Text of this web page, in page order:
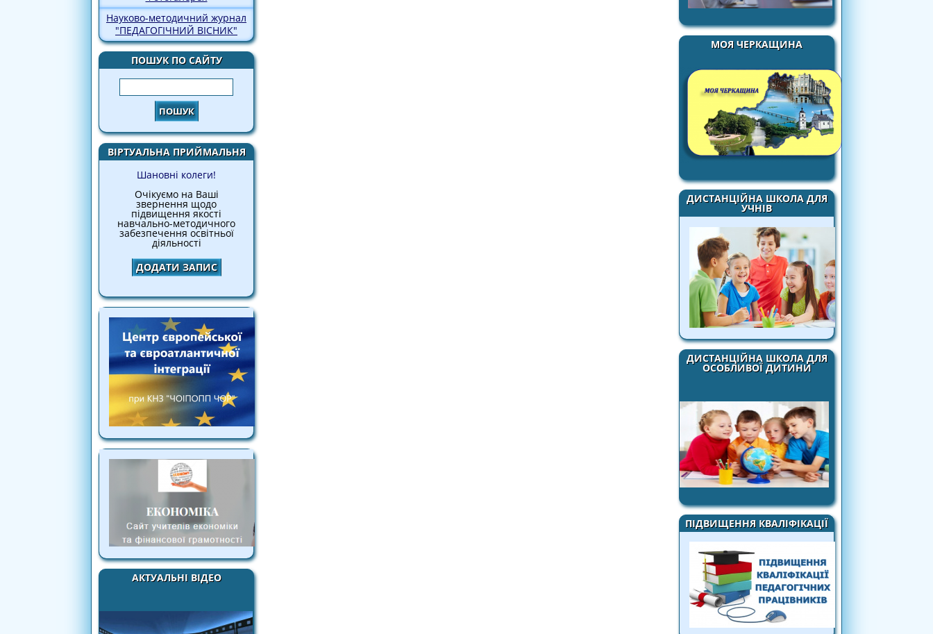
Науково-методичний журнал
"ПЕДАГОГІЧНИЙ ВІСНИК"
ПОШУК ПО САЙТУ
Пошук
ВІРТУАЛЬНА ПРИЙМАЛЬНЯ
Шановні колеги!
Очікуємо на Ваші
звернення щодо
підвищення якості
навчально-методичного
забезпечення освітньої
діяльності
ДОДАТИ ЗАПИС
АКТУАЛЬНІ ВІДЕО
МОЯ ЧЕРКАЩИНА
ДИСТАНЦІЙНА ШКОЛА ДЛЯ
УЧНІВ
ДИСТАНЦІЙНА ШКОЛА ДЛЯ
ОСОБЛИВОЇ ДИТИНИ
ПІДВИЩЕННЯ КВАЛІФІКАЦІЇ